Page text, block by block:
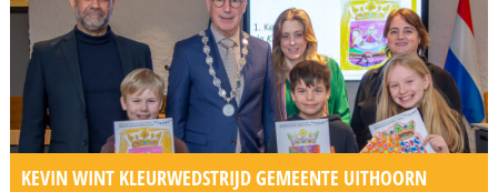
KEVIN WINT KLEURWEDSTRIJD GEMEENTE UITHOORN